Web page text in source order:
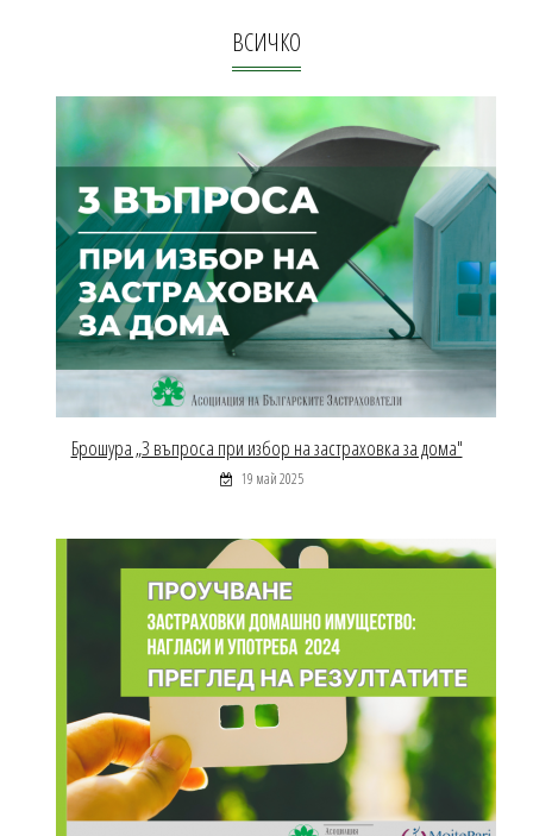
ВСИЧКО
Брошура „3 въпроса при избор на застраховка за дома"
19 май 2025